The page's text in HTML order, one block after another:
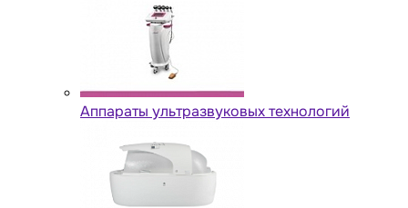
Аппараты ультразвуковых технологий